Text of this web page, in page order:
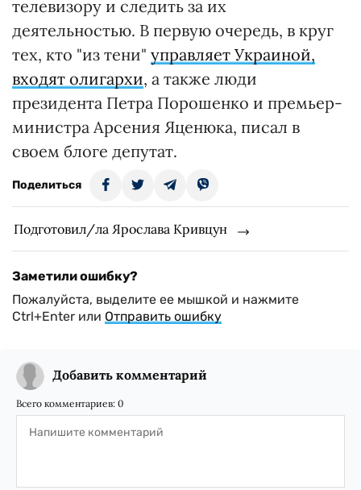
телевизору и следить за их
деятельностью. В первую очередь, в круг
тех, кто "из тени" управляет Украиной,
входят олигархи, а также люди
президента Петра Порошенко и премьер-
министра Арсения Яценюка, писал в
своем блоге депутат.
Поделиться
Подготовил/ла Ярослава Кривцун
Заметили ошибку?
Пожалуйста, выделите ее мышкой и нажмите
Ctrl+Enter или Отправить ошибку
Добавить комментарий
Всего комментариев: 0